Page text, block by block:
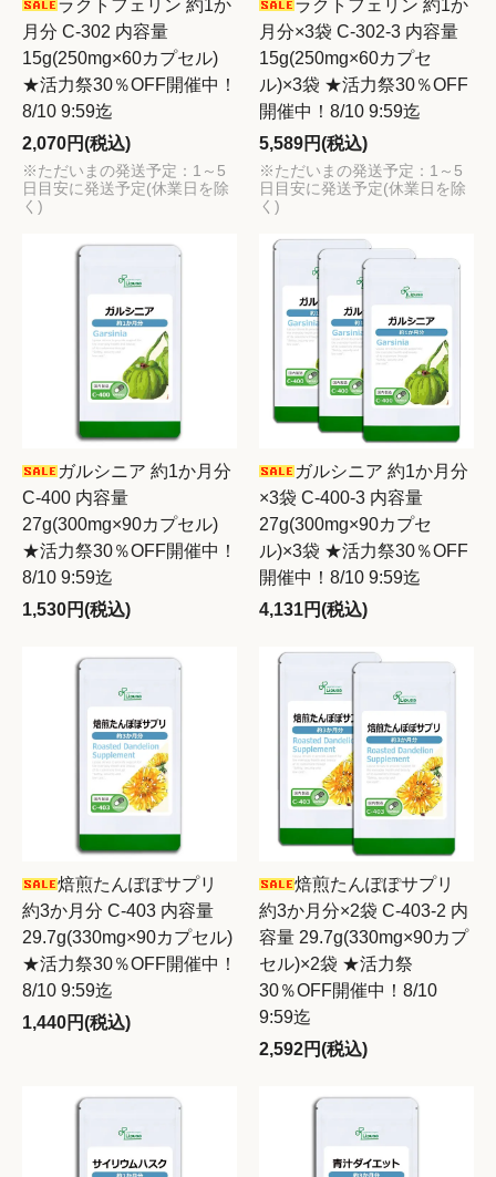
ラクトフェリン 約1か
月分 C-302 内容量
15g(250mg×60カプセル)
★活力祭30％OFF開催中！
8/10 9:59迄
2,070円(税込)
※ただいまの発送予定：1～5
日目安に発送予定(休業日を除
く)
ラクトフェリン 約1か
月分×3袋 C-302-3 内容量
15g(250mg×60カプセ
ル)×3袋 ★活力祭30％OFF
開催中！8/10 9:59迄
5,589円(税込)
※ただいまの発送予定：1～5
日目安に発送予定(休業日を除
く)
ガルシニア 約1か月分
C-400 内容量
27g(300mg×90カプセル)
★活力祭30％OFF開催中！
8/10 9:59迄
1,530円(税込)
ガルシニア 約1か月分
×3袋 C-400-3 内容量
27g(300mg×90カプセ
ル)×3袋 ★活力祭30％OFF
開催中！8/10 9:59迄
4,131円(税込)
焙煎たんぽぽサプリ
約3か月分 C-403 内容量
29.7g(330mg×90カプセル)
★活力祭30％OFF開催中！
8/10 9:59迄
1,440円(税込)
焙煎たんぽぽサプリ
約3か月分×2袋 C-403-2 内
容量 29.7g(330mg×90カプ
セル)×2袋 ★活力祭
30％OFF開催中！8/10
9:59迄
2,592円(税込)